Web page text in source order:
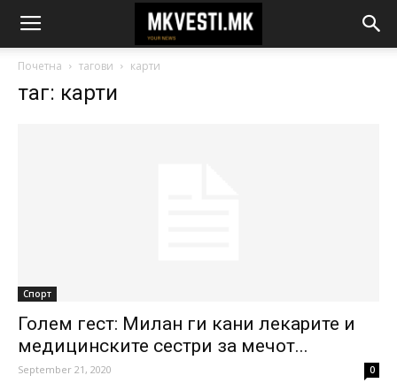
Почетна тагови карти
таг: карти
Спорт
Голем гест: Милан ги кани лекарите и
медицинските сестри за мечот...
September 21, 2020 0